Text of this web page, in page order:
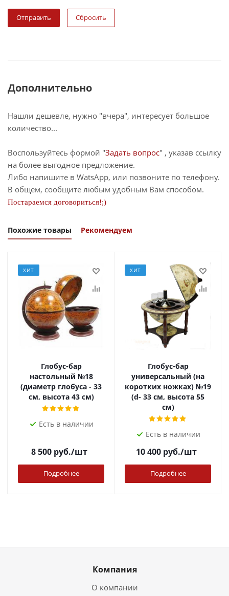
Сбросить
Дополнительно
Нашли дешевле, нужно "вчера", интересует большое
количество...
Воспользуйтесь формой "Задать вопрос" , указав ссылку
на более выгодное предложение.
Либо напишите в WatsApp, или позвоните по телефону.
В общем, сообщите любым удобным Вам способом.
Постараемся договориться!;)
Похожие товары Рекомендуем
ХИТ
Глобус-бар
настольный №18
(диаметр глобуса - 33
см, высота 43 см)
Есть в наличии
8 500 руб./шт
Подробнее
ХИТ
Глобус-бар
универсальный (на
коротких ножках) №19
(d- 33 cм, высота 55
см)
Есть в наличии
10 400руб./шт
Подробнее
Компания
О компании